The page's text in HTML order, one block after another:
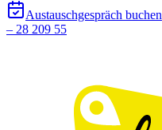
Austauschgespräch buchen
– 28 209 55